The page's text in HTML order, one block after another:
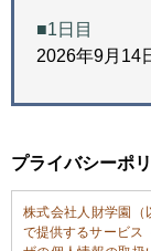
■1日目
2026年9月14
プライバシーポ
株式会社人財学園（
で提供するサービス